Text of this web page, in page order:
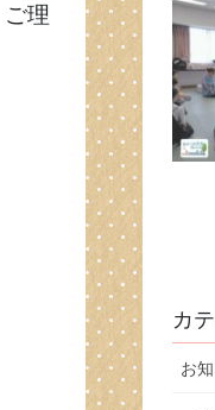
理
カ
お